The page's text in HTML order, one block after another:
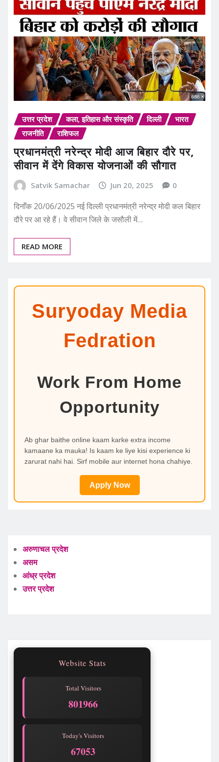
उत्तर प्रदेश कला, इतिहास और संस्कृति दिल्ली
भारत
राजनीति
राशिफल
प्रधानमंत्री नरेन्द्र मोदी आज बिहार दौरे पर,
सीवान में देंगे विकास योजनाओं की सौगात
Satvik Samachar Jun 20, 2025 0
दिनाँक 20/06/2025 नई दिल्ली प्रधानमंत्री नरेन्द्र मोदी कल बिहार
दौरे पर आ रहे हैं। वे सीवान जिले के जसौली में…
READ MORE
Suryoday Media
Fedration
Work From Home
Opportunity
Ab ghar baithe online kaam karke extra income
kamaane ka mauka! Is kaam ke liye kisi experience ki
zarurat nahi hai. Sirf mobile aur internet hona chahiye.
Apply Now
अरुणाचल प्रदेश
असम
आंध्र प्रदेश
उत्तर प्रदेश
Website Stats
Total Visitors
801969
Today's Visitors
67056